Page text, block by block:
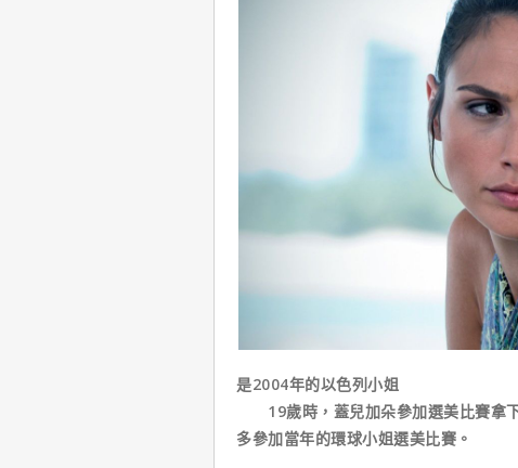
是2004年的以色列小姐
19歲時，蓋兒加朵參加選美比賽拿
多參加當年的環球小姐選美比賽。